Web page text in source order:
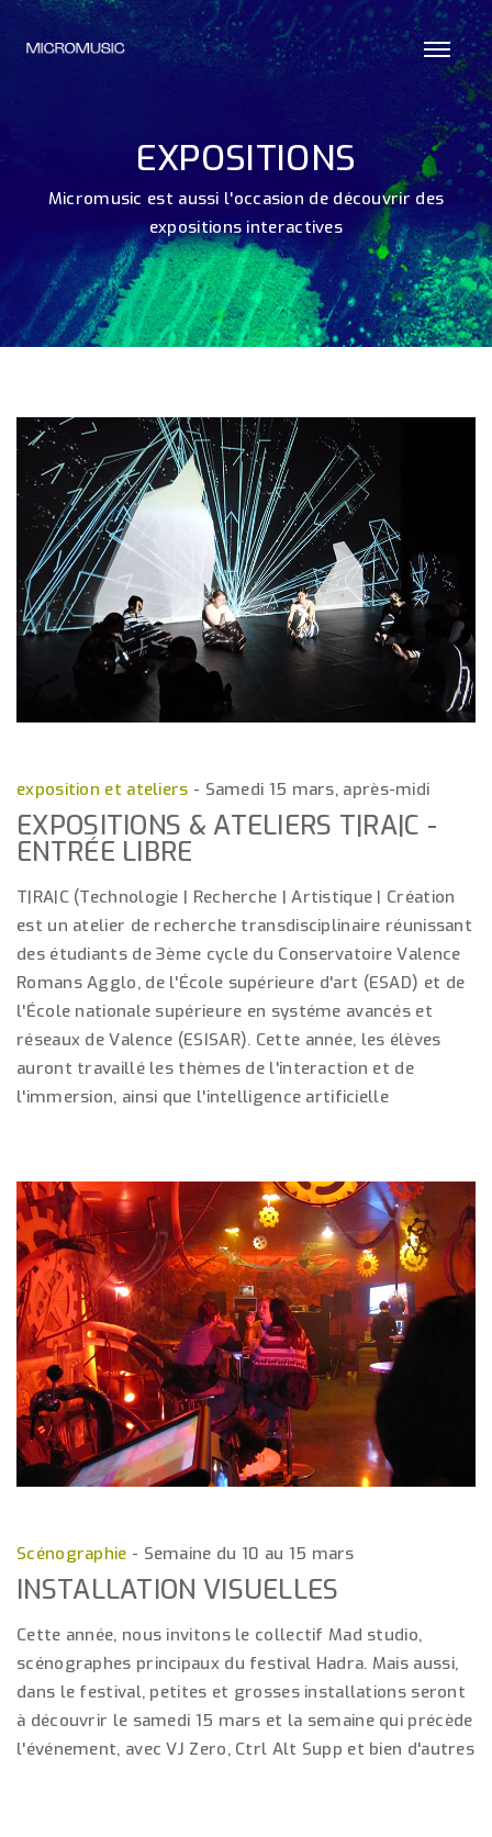
EXPOSITIONS
Micromusic est aussi l'occasion de découvrir des
expositions interactives
exposition et ateliers - Samedi 15 mars, après-midi
EXPOSITIONS & ATELIERS T|RA|C -
ENTRÉE LIBRE
T|RA|C (Technologie | Recherche | Artistique | Création
est un atelier de recherche transdisciplinaire réunissant
des étudiants de 3ème cycle du Conservatoire Valence
Romans Agglo, de l'École supérieure d'art (ESAD) et de
l'École nationale supérieure en systéme avancés et
réseaux de Valence (ESISAR). Cette année, les élèves
auront travaillé les thèmes de l'interaction et de
l'immersion, ainsi que l'intelligence artificielle
Scénographie - Semaine du 10 au 15 mars
INSTALLATION VISUELLES
Cette année, nous invitons le collectif Mad studio,
scénographes principaux du festival Hadra. Mais aussi,
dans le festival, petites et grosses installations seront
à découvrir le samedi 15 mars et la semaine qui précède
l'événement, avec VJ Zero, Ctrl Alt Supp et bien d'autres